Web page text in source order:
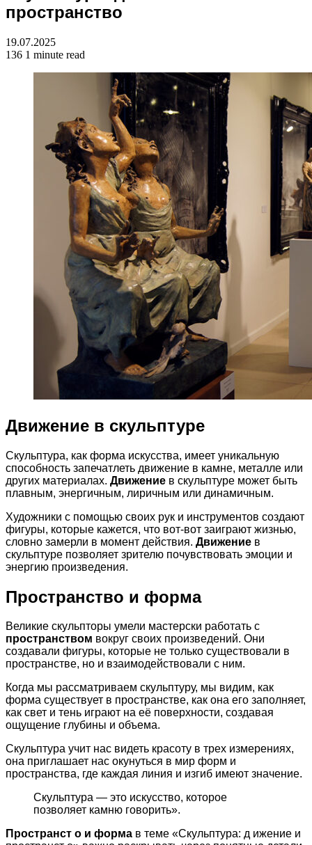
пространство
19.07.2025
136 1 minute read
Движение в скульптуре
Скульптура, как форма искусства, имеет уникальную
способность запечатлеть движение в камне, металле или
других материалах. Движение в скульптуре может быть
плавным, энергичным, лиричным или динамичным.
Художники с помощью своих рук и инструментов создают
фигуры, которые кажется, что вот-вот заиграют жизнью,
словно замерли в момент действия. Движение в
скульптуре позволяет зрителю почувствовать эмоции и
энергию произведения.
Пространство и форма
Великие скульпторы умели мастерски работать с
пространством вокруг своих произведений. Они
создавали фигуры, которые не только существовали в
пространстве, но и взаимодействовали с ним.
Когда мы рассматриваем скульптуру, мы видим, как
форма существует в пространстве, как она его заполняет,
как свет и тень играют на её поверхности, создавая
ощущение глубины и объема.
Скульптура учит нас видеть красоту в трех измерениях,
она приглашает нас окунуться в мир форм и
пространства, где каждая линия и изгиб имеют значение.
Скульптура — это искусство, которое
позволяет камню говорить».
Пространст о и форма в теме «Скульптура: д ижение и